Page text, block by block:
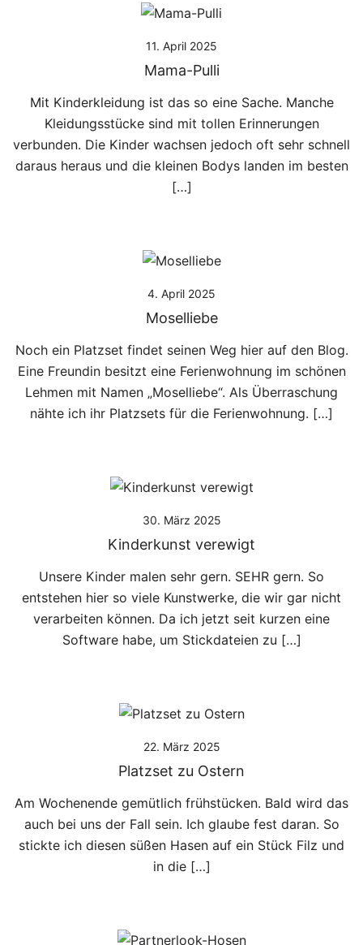
11. April 2025
Mama-Pulli
Mit Kinderkleidung ist das so eine Sache. Manche
Kleidungsstücke sind mit tollen Erinnerungen
verbunden. Die Kinder wachsen jedoch oft sehr schnell
daraus heraus und die kleinen Bodys landen im besten
[…]
4. April 2025
Moselliebe
Noch ein Platzset findet seinen Weg hier auf den Blog.
Eine Freundin besitzt eine Ferienwohnung im schönen
Lehmen mit Namen „Moselliebe“. Als Überraschung
nähte ich ihr Platzsets für die Ferienwohnung. […]
30. März 2025
Kinderkunst verewigt
Unsere Kinder malen sehr gern. SEHR gern. So
entstehen hier so viele Kunstwerke, die wir gar nicht
verarbeiten können. Da ich jetzt seit kurzen eine
Software habe, um Stickdateien zu […]
22. März 2025
Platzset zu Ostern
Am Wochenende gemütlich frühstücken. Bald wird das
auch bei uns der Fall sein. Ich glaube fest daran. So
stickte ich diesen süßen Hasen auf ein Stück Filz und
in die […]